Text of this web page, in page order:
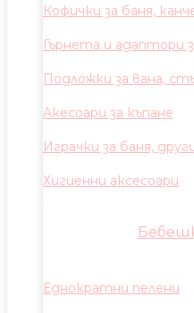
Кофички за баня,
Гърнета и адаптори
Подложки за вана,
Акесоари за къпане
Играчки за баня,
Хигиенни аксесоари
Еднократни пелени